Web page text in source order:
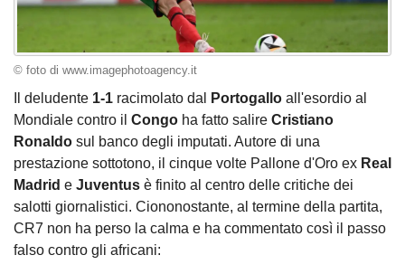
© foto di www.imagephotoagency.it
Il deludente 1-1 racimolato dal Portogallo all'esordio al
Mondiale contro il Congo ha fatto salire Cristiano
Ronaldo sul banco degli imputati. Autore di una
prestazione sottotono, il cinque volte Pallone d'Oro ex Real
Madrid e Juventus è finito al centro delle critiche dei
salotti giornalistici. Ciononostante, al termine della partita,
CR7 non ha perso la calma e ha commentato così il passo
falso contro gli africani: